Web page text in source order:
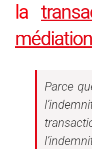
la
médiation
Parce